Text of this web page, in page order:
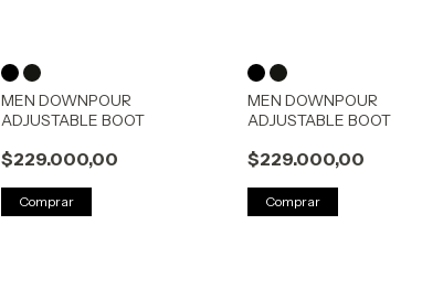
MEN DOWNPOUR
ADJUSTABLE BOOT
$229.000,00
Comprar
MEN DOWNPOUR
ADJUSTABLE BOOT
$229.000,00
Comprar